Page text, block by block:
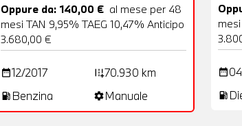
Oppure da: 140,00 € al mese per 48
mesi TAN 9,95% TAEG 10,47% Anticipo
3.680,00 €
date_range12/2017 add_road70.930 km
local_gas_station Benzina settingsManuale
date_range
local_gas_station